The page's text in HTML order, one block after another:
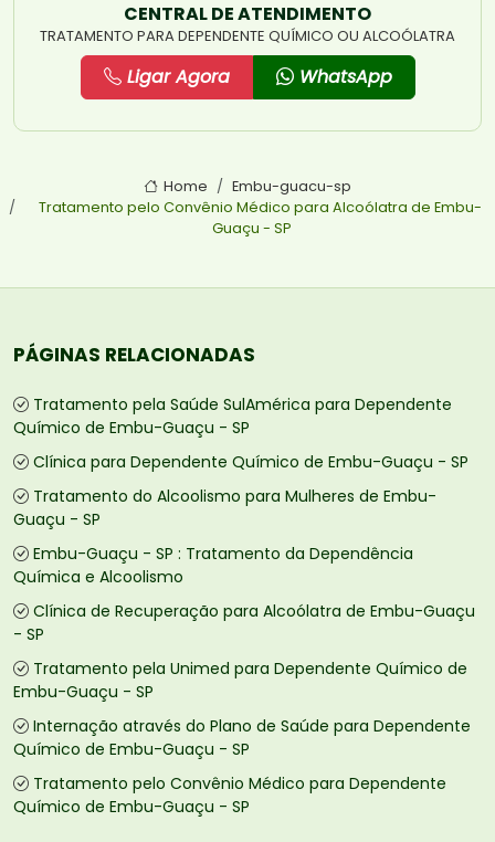
CENTRAL DE ATENDIMENTO
TRATAMENTO PARA DEPENDENTE QUÍMICO OU ALCOÓLATRA
Ligar Agora WhatsApp
Home
Embu-guacu-sp
Tratamento pelo Convênio Médico para Alcoólatra de Embu-
Guaçu - SP
PÁGINAS RELACIONADAS
Tratamento pela Saúde SulAmérica para Dependente
Químico de Embu-Guaçu - SP
Clínica para Dependente Químico de Embu-Guaçu - SP
Tratamento do Alcoolismo para Mulheres de Embu-
Guaçu - SP
Embu-Guaçu - SP : Tratamento da Dependência
Química e Alcoolismo
Clínica de Recuperação para Alcoólatra de Embu-Guaçu
- SP
Tratamento pela Unimed para Dependente Químico de
Embu-Guaçu - SP
Internação através do Plano de Saúde para Dependente
Químico de Embu-Guaçu - SP
Tratamento pelo Convênio Médico para Dependente
Químico de Embu-Guaçu - SP